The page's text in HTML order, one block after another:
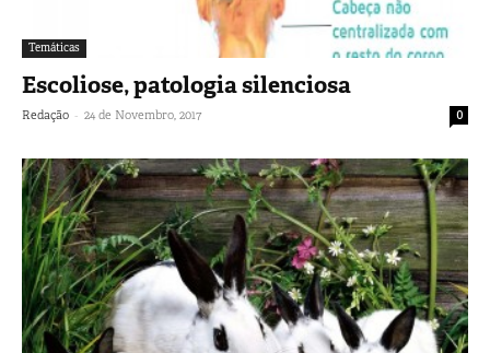
Temáticas
Escoliose, patologia silenciosa
Redação - 24 de Novembro, 2017 0